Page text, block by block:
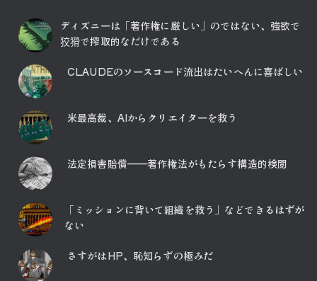
ジ
送
り
ディズニーは「著作権に厳しい」のではない、強欲で
狡猾で搾取的なだけである
CLAUDEのソースコード流出はたいへんに喜ばしい
米最高裁、AIからクリエイターを救う
法定損害賠償――著作権法がもたらす構造的検閲
「ミッションに背いて組織を救う」などできるはずが
ない
さすがはHP、恥知らずの極みだ